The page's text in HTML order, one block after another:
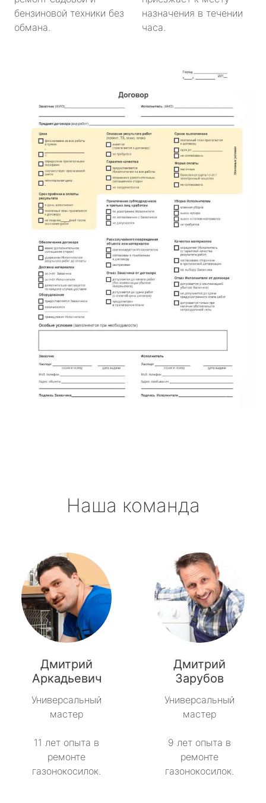
бензиновой техники без
обмана.
назначения в течении
часа.
Наша команда
Дмитрий
Аркадьевич
Универсальный
мастер
11 лет опыта в
ремонте
газонокосилок.
Дмитрий
Зарубов
Универсальный
мастер
9 лет опыта в
ремонте
газонокосилок.